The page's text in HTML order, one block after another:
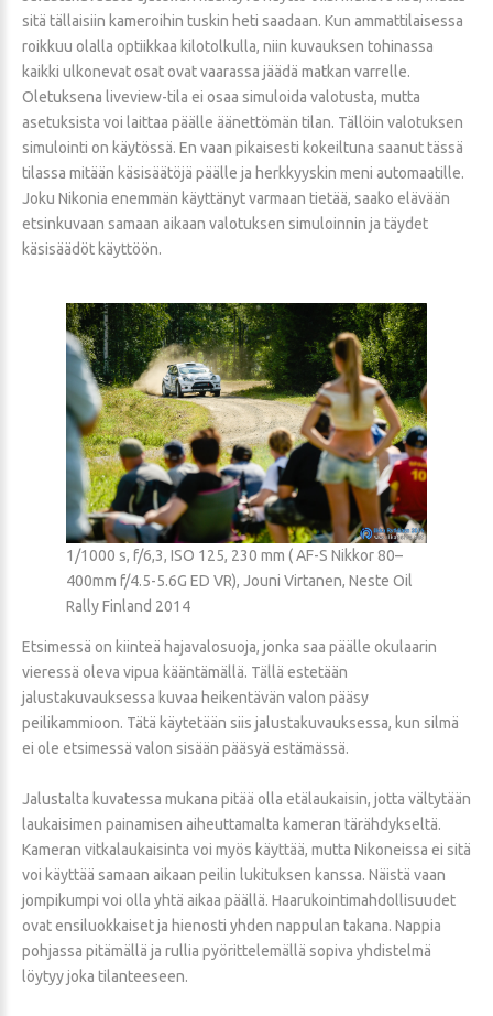
sitä tällaisiin kameroihin tuskin heti saadaan. Kun ammattilaisessa
roikkuu olalla optiikkaa kilotolkulla, niin kuvauksen tohinassa
kaikki ulkonevat osat ovat vaarassa jäädä matkan varrelle.
Oletuksena liveview-tila ei osaa simuloida valotusta, mutta
asetuksista voi laittaa päälle äänettömän tilan. Tällöin valotuksen
simulointi on käytössä. En vaan pikaisesti kokeiltuna saanut tässä
tilassa mitään käsisäätöjä päälle ja herkkyyskin meni automaatille.
Joku Nikonia enemmän käyttänyt varmaan tietää, saako elävään
etsinkuvaan samaan aikaan valotuksen simuloinnin ja täydet
käsisäädöt käyttöön.
1/1000 s, f/6,3, ISO 125, 230 mm ( AF-S Nikkor 80–
400mm f/4.5-5.6G ED VR), Jouni Virtanen, Neste Oil
Rally Finland 2014
Etsimessä on kiinteä hajavalosuoja, jonka saa päälle okulaarin
vieressä oleva vipua kääntämällä. Tällä estetään
jalustakuvauksessa kuvaa heikentävän valon pääsy
peilikammioon. Tätä käytetään siis jalustakuvauksessa, kun silmä
ei ole etsimessä valon sisään pääsyä estämässä.
Jalustalta kuvatessa mukana pitää olla etälaukaisin, jotta vältytään
laukaisimen painamisen aiheuttamalta kameran tärähdykseltä.
Kameran vitkalaukaisinta voi myös käyttää, mutta Nikoneissa ei sitä
voi käyttää samaan aikaan peilin lukituksen kanssa. Näistä vaan
jompikumpi voi olla yhtä aikaa päällä. Haarukointimahdollisuudet
ovat ensiluokkaiset ja hienosti yhden nappulan takana. Nappia
pohjassa pitämällä ja rullia pyörittelemällä sopiva yhdistelmä
löytyy joka tilanteeseen.